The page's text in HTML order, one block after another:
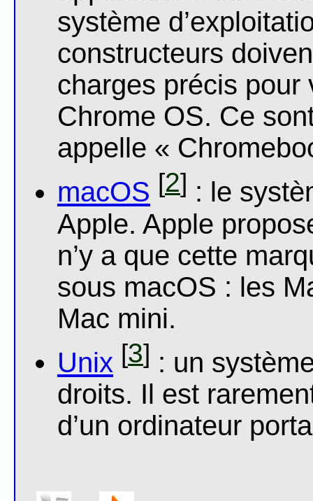
système
constructeurs
charges précis pour
Chrome OS. Ce
appelle «
macOS [2] : le
Apple. Apple
n’y a que cette
sous macOS : les
Mac mini.
Unix [3] : un
droits. Il est
d’un ordinateur